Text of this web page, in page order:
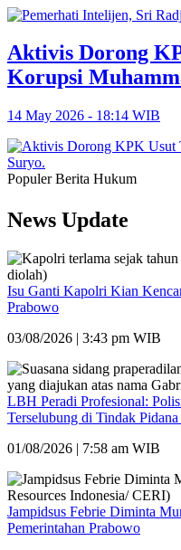
Aktivis Dorong
Korupsi
14 May 2026 - 18:14 WIB
Populer Berita Hukum
News Update
Isu Ganti Kapolri Kian
Prabowo
03/08/2026 | 3:43 pm WIB
LBH Peradi Profesional:
Terselubung di Tindak
01/08/2026 | 7:58 am WIB
Jampidsus Febrie Diminta
Pemerintahan Prabowo